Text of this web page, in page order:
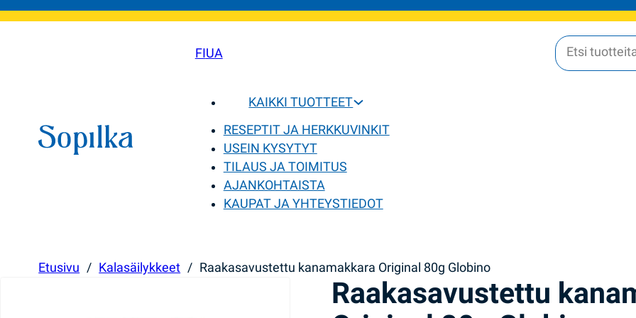
FIUA
KAIKKI TUOTTEET
RESEPTIT JA HERKKUVINKIT
USEIN KYSYTYT
TILAUS JA TOIMITUS
AJANKOHTAISTA
KAUPAT JA YHTEYSTIEDOT
Etusivu / Kalasäilykkeet / Raakasavustettu kanamakkara Original 80g Globino
Raakasavustettu